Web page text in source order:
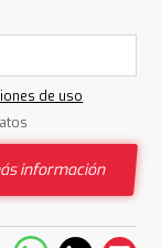
de uso
información